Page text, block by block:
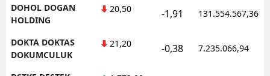
DOHOL DOGAN
HOLDING
20,50 -1,91 131.554.567,36
DOKTA DOKTAS
DOKUMCULUK
21,20 -0,38 7.235.066,94